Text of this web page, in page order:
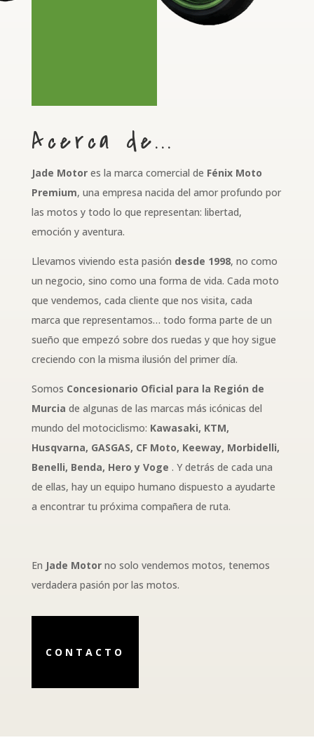
Acerca de...
Jade Motores la marca comercial de Fénix Moto
Premium, una empresa nacida del amor profundo por
las motos y todo lo que representan: libertad,
emoción y aventura.
Llevamos viviendo esta pasión desde 1998, no como
un negocio, sino como una forma de vida. Cada moto
que vendemos, cada cliente que nos visita, cada
marca que representamos… todo forma parte de un
sueño que empezó sobre dos ruedas y que hoy sigue
creciendo con la misma ilusión del primer día.
Somos Concesionario Oficial para la Región de
Murcia de algunas de las marcas más icónicas del
mundo del motociclismo: Kawasaki, KTM,
Husqvarna, GASGAS, CF Moto, Keeway, Morbidelli,
Benelli, Benda, Hero y Voge . Y detrás de cada una
de ellas, hay un equipo humano dispuesto a ayudarte
a encontrar tu próxima compañera de ruta.
En Jade Motorno solo vendemos motos, tenemos
verdadera pasión por las motos.
CONTACTO